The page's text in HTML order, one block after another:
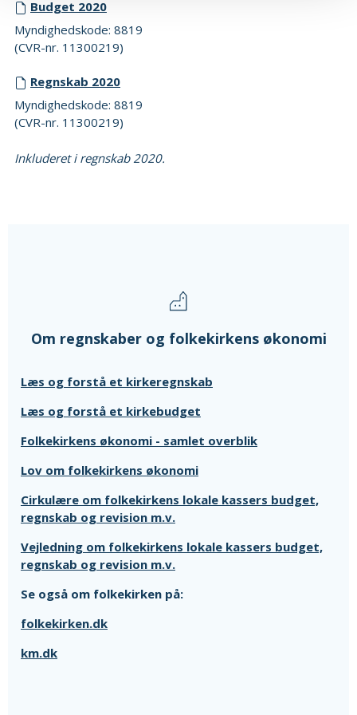
Budget 2020
Myndighedskode: 8819
(CVR-nr. 11300219)
Regnskab 2020
Myndighedskode: 8819
(CVR-nr. 11300219)
Inkluderet i regnskab 2020.
Om regnskaber og folkekirkens økonomi
Læs og forstå et kirkeregnskab
Læs og forstå et kirkebudget
Folkekirkens økonomi - samlet overblik
Lov om folkekirkens økonomi
Cirkulære om folkekirkens lokale kassers budget,
regnskab og revision m.v.
Vejledning om folkekirkens lokale kassers budget,
regnskab og revision m.v.
Se også om folkekirken på:
folkekirken.dk
km.dk